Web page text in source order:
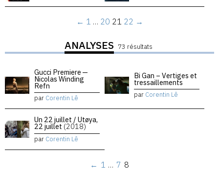
← 1 … 20 21 22 →
ANALYSES 73 résultats
Gucci Premiere —
Nicolas Winding
Refn
par Corentin Lê
Bi Gan – Vertiges et
tressaillements
par Corentin Lê
Un 22 juillet / Utøya,
22 juillet (2018)
par Corentin Lê
← 1 … 7 8